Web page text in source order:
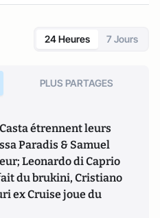
24 Heures 7 Jours
PLUS PARTAGES
étrennent leurs
Paradis & Samuel
Leonardo di Caprio
du brukini, Cristiano
ex Cruise joue du